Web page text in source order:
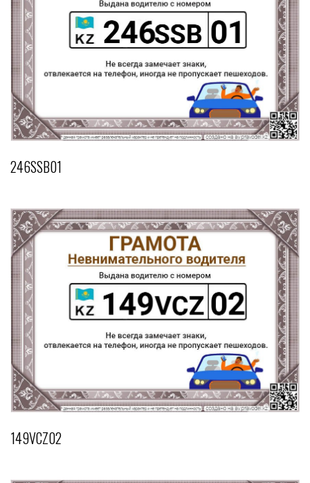
246SSB01
149VCZ02